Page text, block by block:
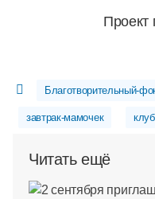
Благотворительный-
завтрак-мамочек
Читать ещё